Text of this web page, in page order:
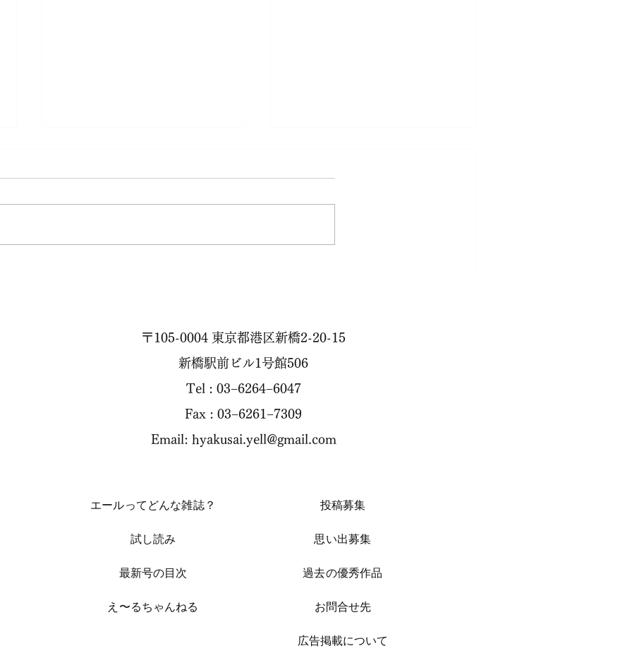
秋が早い！
〒105-0004 東京都港区新橋2-20-15
新橋駅前ビル1号館506
Tel : 03−6264−6047
Fax : 03−6261−7309
Email: hyakusai.yell@gmail.com
エールってどんな雑誌？
試し読み
​最新号の目次
​え〜るちゃんねる
投稿募集
思い出募集
過去の優秀作品
お問合せ先
​広告掲載について